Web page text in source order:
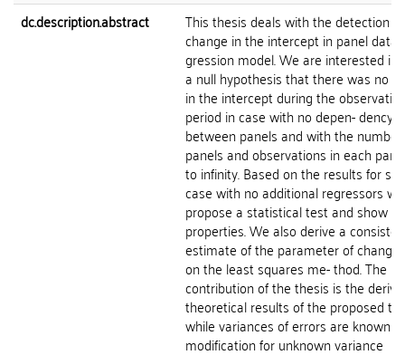
dc.description.abstract
This thesis deals with the detection of
change in the intercept in panel data
gression model. We are interested in
a null hypothesis that there was no
in the intercept during the
period in case with no depen- dency
between panels and with the
panels and observations in each
to infinity. Based on the results for
case with no additional regressors we
propose a statistical test and show its
properties. We also derive a
estimate of the parameter of change
on the least squares me- thod. The
contribution of the thesis is the
theoretical results of the proposed
while variances of errors are known
modification for unknown variance